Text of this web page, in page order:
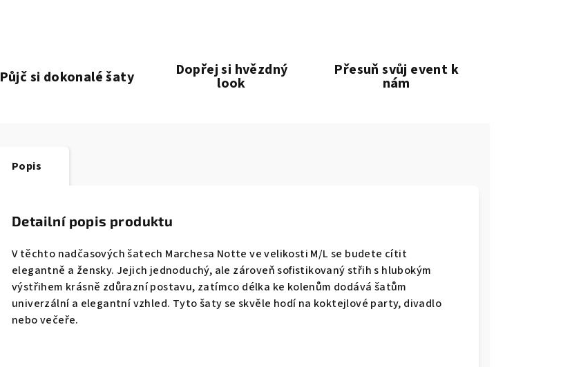
Půjč si dokonalé šaty Dopřej si hvězdný
look
Přesuň svůj event k
nám
Popis
Detailní popis produktu
V těchto nadčasových šatech Marchesa Notte ve velikosti M/L se budete cítit
elegantně a žensky. Jejich jednoduchý, ale zároveň sofistikovaný střih s hlubokým
výstřihem krásně zdůrazní postavu, zatímco délka ke kolenům dodává šatům
univerzální a elegantní vzhled. Tyto šaty se skvěle hodí na koktejlové party, divadlo
nebo večeře.